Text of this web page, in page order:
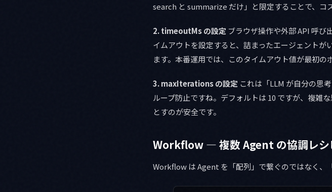
search と summarize だけ」と限定することで、コ
2. timeoutMs の設定 ブラウザ操作や外部 API 呼び
イムアウトを設定すると、詰まったエージェント
ます。本番運用では、このタイムアウト値が最初の
3. maxIterations の設定 これは「LLM が自分の思
ループ防止ですね。デフォルトは 10 ですが、複雑
とすのが安全です。
Workflow — 複数 Agent の協調レシ
Workflow は Agent を「配列」で繋ぐのではなく、